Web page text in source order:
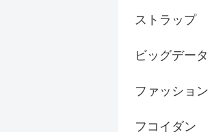
ストラップ
ビッグデータ
ファッション
フコイダン